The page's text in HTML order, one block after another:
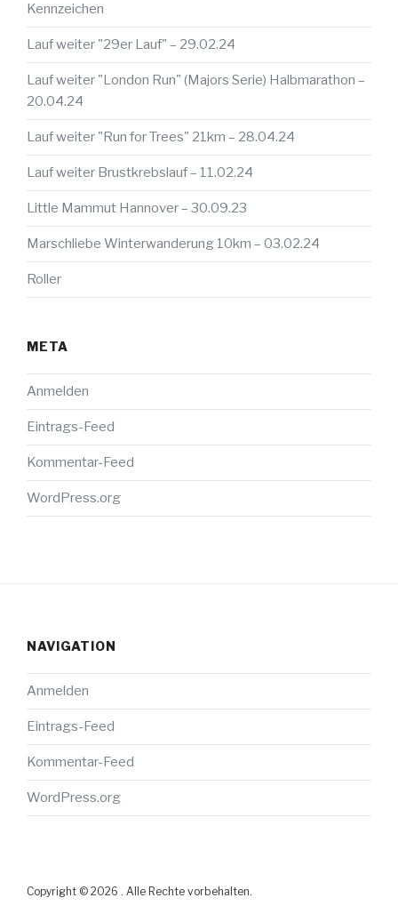
Kennzeichen
Lauf weiter "29er Lauf" – 29.02.24
Lauf weiter "London Run" (Majors Serie) Halbmarathon –
20.04.24
Lauf weiter "Run for Trees" 21km – 28.04.24
Lauf weiter Brustkrebslauf – 11.02.24
Little Mammut Hannover – 30.09.23
Marschliebe Winterwanderung 10km – 03.02.24
Roller
META
Anmelden
Eintrags-Feed
Kommentar-Feed
WordPress.org
NAVIGATION
Anmelden
Eintrags-Feed
Kommentar-Feed
WordPress.org
Copyright © 2026 . Alle Rechte vorbehalten.